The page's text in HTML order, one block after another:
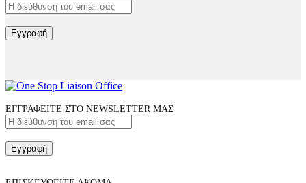
Εγγραφή
ΕΓΓΡΑΦΕΙΤΕ ΣΤΟ NEWSLETTER ΜΑΣ
Εγγραφή